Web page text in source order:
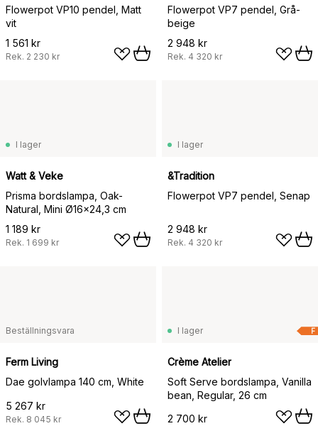
Flowerpot VP10 pendel, Matt
vit
1 561 kr
Rek. 2 230 kr
Flowerpot VP7 pendel, Grå-
beige
2 948 kr
Rek. 4 320 kr
I lager
Watt & Veke
Prisma bordslampa, Oak-
Natural, Mini Ø16x24,3 cm
1 189 kr
Rek. 1 699 kr
I lager
&Tradition
Flowerpot VP7 pendel, Senap
2 948 kr
Rek. 4 320 kr
Beställningsvara
Ferm Living
Dae golvlampa 140 cm, White
5 267 kr
Rek. 8 045 kr
F
I lager
Crème Atelier
Soft Serve bordslampa, Vanilla
bean, Regular, 26 cm
2 700 kr